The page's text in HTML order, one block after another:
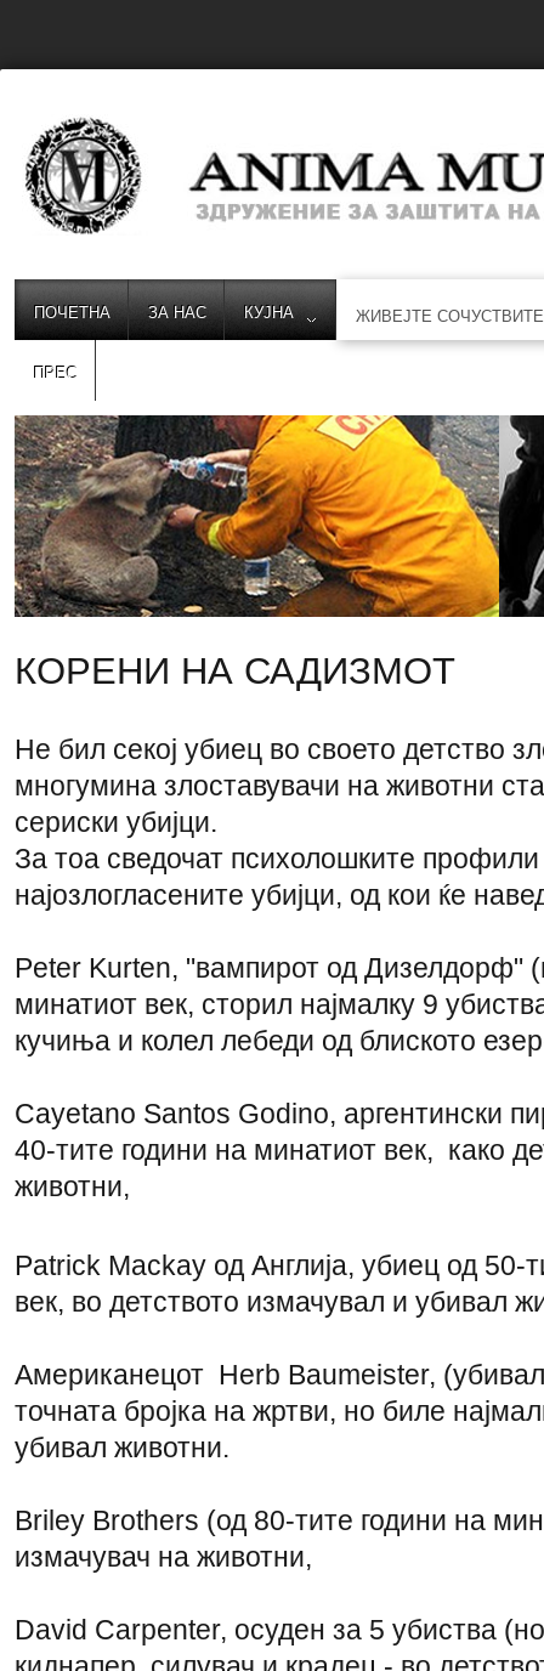
ПОЧЕТНА ЗА НАС КУЈНА ЖИВЕЈТЕ
ПРЕС
КОРЕНИ НА САДИЗМОТ
Не бил секој убиец во своето детство
многумина злоставувачи на животни
сериски убијци.
За тоа сведочат психолошките
најозлогласените убијци, од кои ќе
Peter Kurten, "вампирот од Дизелдорф"
минатиот век, сторил најмалку 9
кучиња и колел лебеди од блиското
Cayetano Santos Godino, аргентински
40-тите години на минатиот век, како
животни,
Patrick Mackay од Англија, убиец од 50-
век, во детството измачувал и убивал
Американецот Herb Baumeister,
точната бројка на жртви, но биле
убивал животни.
Briley Brothers (од 80-тите години на
измачувач на животни,
David Carpenter, осуден за 5 убиства